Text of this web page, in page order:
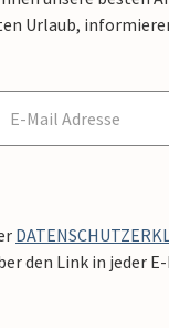
Urlaub,
den Link in jeder